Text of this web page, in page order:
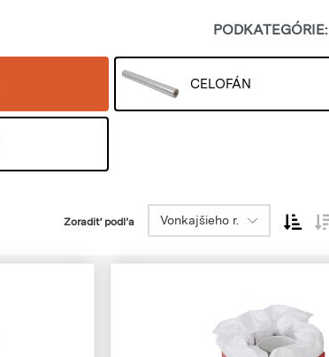
PODKATEGÓRIE:
CELOFÁN
Zoradiť podľa Vonkajšieho r.